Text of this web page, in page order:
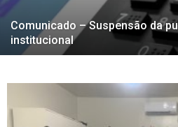
Comunicado – Suspensão da
institucional